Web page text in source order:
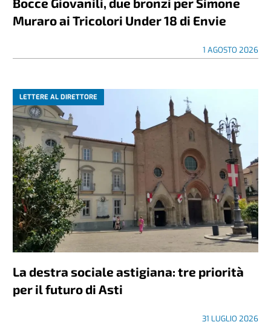
Muraro ai Tricolori Under 18 di Envie
1 AGOSTO 2026
LETTERE AL DIRETTORE
La destra sociale astigiana: tre priorità
per il futuro di Asti
31 LUGLIO 2026